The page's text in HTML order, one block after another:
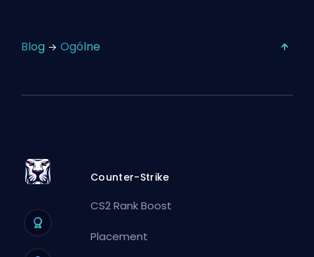
Blog Ogólne
Counter-Strike
CS2 Rank Boost
Placement